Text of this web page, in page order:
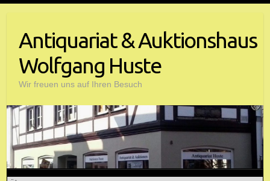
Antiquariat & Auktionshaus
Wolfgang Huste
Wir freuen uns auf Ihren Besuch